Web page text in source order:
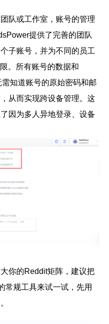
队或工作室，账号的管理
提供了完善的团队
子账号，并为不同的员工
。所有账号的数据和
知道账号的原始密码和邮
从而实现跨设备管理。这
因为多人异地登录、设备
你的Reddit矩阵，建议把
常规工具来试一试，先用